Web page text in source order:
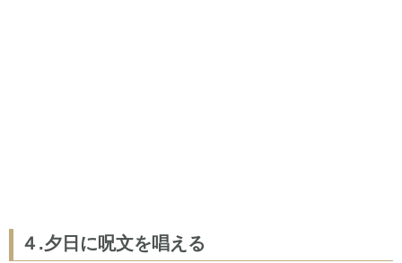
４.夕日に呪文を唱える